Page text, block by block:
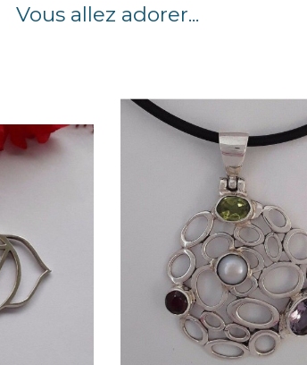
Vous allez adorer...
Quick view